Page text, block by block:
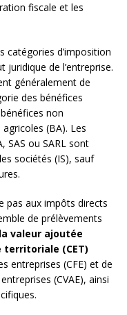
fiscale et les
catégories d’imposition
de l’entreprise.
généralement de
des bénéfices
non
(BA). Les
SAS ou SARL sont
sociétés (IS), sauf
pas aux impôts directs
de prélèvements
valeur ajoutée
(CET)
entreprises (CFE) et de
(CVAE), ainsi